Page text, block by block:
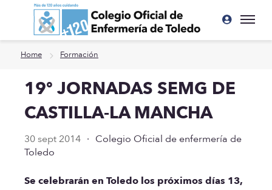
Ir a contenido principal
Home Formación
19º JORNADAS SEMG DE
CASTILLA-LA MANCHA
30 sept 2014 · Colegio Oficial de enfermería de
Toledo
Se celebrarán en Toledo los próximos días 13,